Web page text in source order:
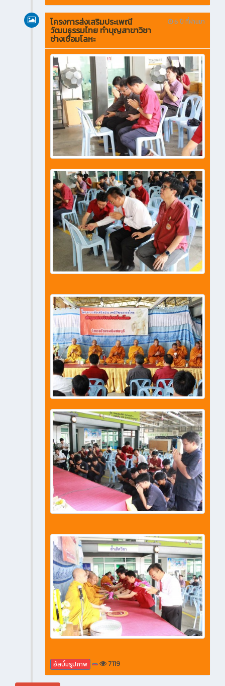
6 ปี ที่ผ่านมา
โครงการส่งเสริมประเพณี
วัฒนธรรมไทย ทำบุญสาขาวิชา
ช่างเชื่อมโลหะ
อัลบั้มรูปภาพ 7119